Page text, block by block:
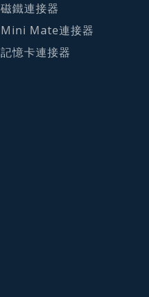
磁鐵連接器
Mini Mate連接器
記憶卡連接器